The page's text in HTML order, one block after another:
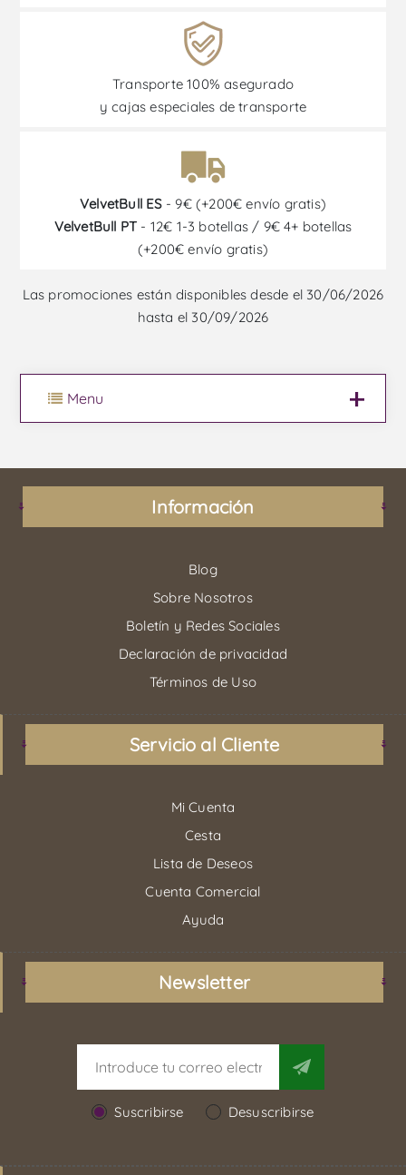
Transporte 100% asegurado
y cajas especiales de transporte
VelvetBull ES- 9€ (+200€ envío gratis)
VelvetBull PT - 12€ 1-3 botellas / 9€ 4+ botellas
(+200€ envío gratis)
Las promociones están disponibles desde el 30/06/2026
hasta el 30/09/2026
Menu
Información
Blog
Sobre Nosotros
Boletín y Redes Sociales
Declaración de privacidad
Términos de Uso
Servicio al Cliente
Mi Cuenta
Cesta
Lista de Deseos
Cuenta Comercial
Ayuda
Newsletter
Suscribirse Desuscribirse